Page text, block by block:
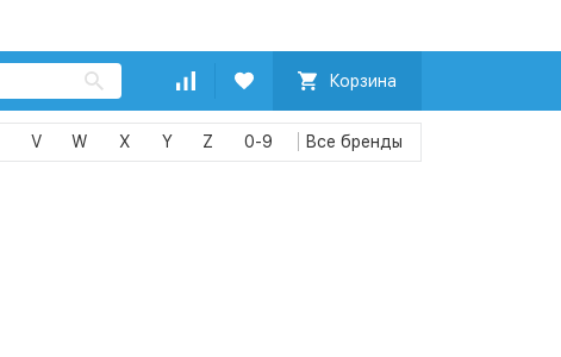
Корзина
V W X Y Z 0-9